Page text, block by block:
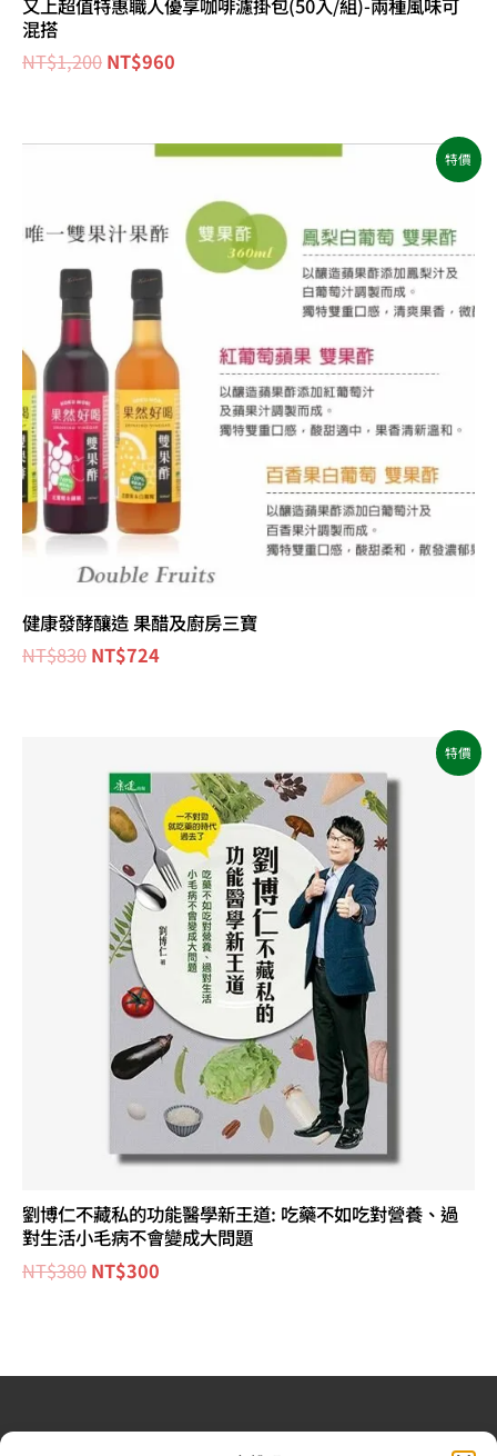
又上超值特惠職人優享咖啡濾掛包(50入/組)-兩種風味可
混搭
NT$1,200 NT$960
特價
健康發酵釀造 果醋及廚房三寶
NT$830
原
格：
NT$830。
NT$724
目
格：
NT$724。
特價
劉博仁不藏私的功能醫學新王道: 吃藥不如吃對營養、過
對生活小毛病不會變成大問題
NT$380
格：
NT$380。
NT$300
前
格：
NT$300。
退換貨政策| 條款及細則| 2022 © 又上財務規劃顧問股